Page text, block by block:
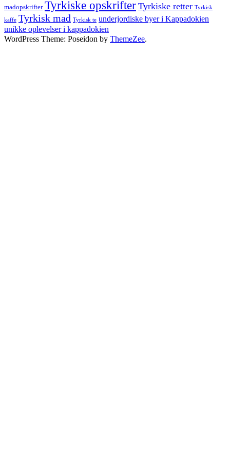
madopskrifter Tyrkiske opskrifter Tyrkiske retter Tyrkisk
kaffe Tyrkisk mad Tyrkisk te underjordiske byer i Kappadokien
unikke oplevelser i kappadokien
WordPress Theme: Poseidon by ThemeZee.